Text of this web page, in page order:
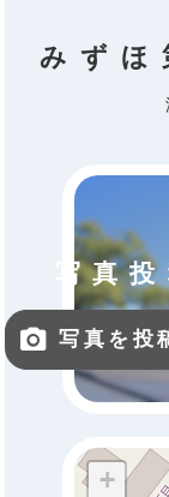
みずほ
写真
写真を投
+